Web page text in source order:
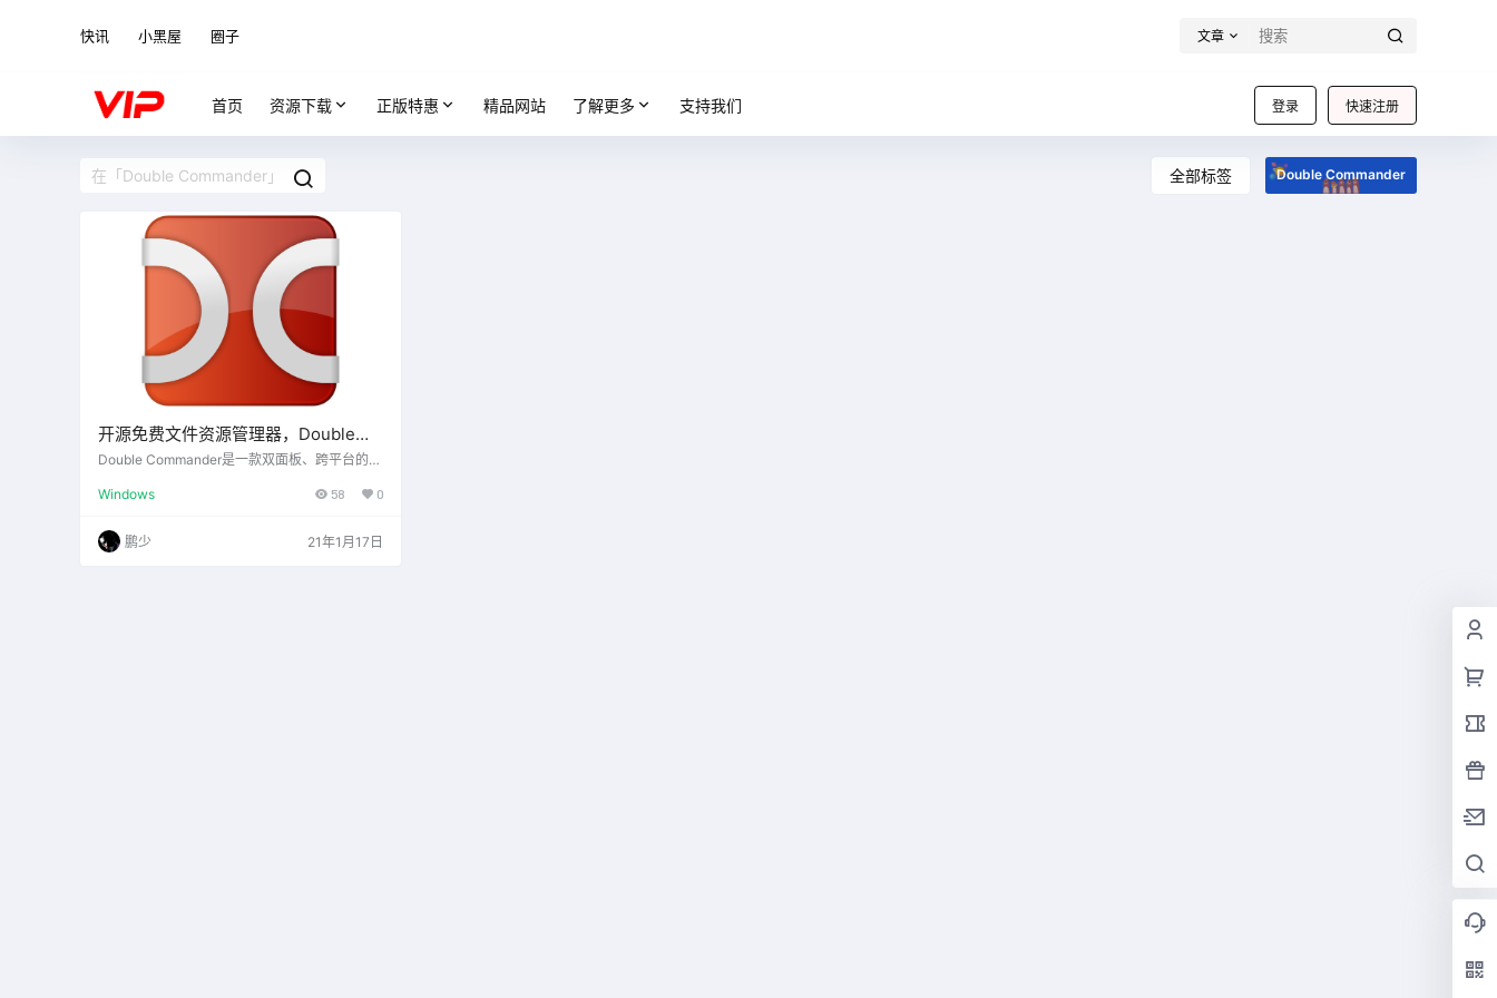
快讯 小黑屋 圈子 文章
登录 快速注册
首页 资源下载 正版特惠 精品网站 了解更多 支持我们
全部标签 Double Commander
开源免费文件资源管理器，Double
Commander 0.9.10
Double Commander是一款双面板、跨平台的文
管理方面有一些新的想法。Double Commander
可证发布。
Windows 58 0
鹏少 21年1月17日